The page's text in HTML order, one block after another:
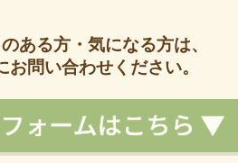
ある方・気になる方は、
問い合わせください。